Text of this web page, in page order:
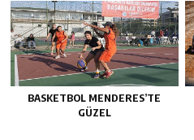
BASKETBOL MENDERES’TE
GÜZEL